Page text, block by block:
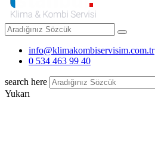
info@klimakombiservisim.com.tr
0 534 463 99 40
search here
Yukarı